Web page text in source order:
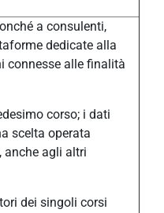
a consulenti,
dedicate alla
connesse alle finalità
corso; i dati
scelta operata
anche agli altri
dei singoli corsi